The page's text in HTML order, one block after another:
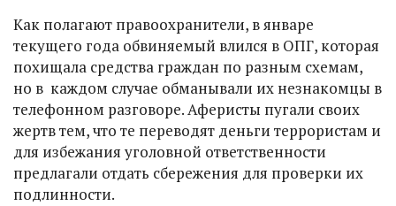
Как полагают правоохранители, в январе
текущего года обвиняемый влился в ОПГ, которая
похищала средства граждан по разным схемам,
но в каждом случае обманывали их незнакомцы в
телефонном разговоре. Аферисты пугали своих
жертв тем, что те переводят деньги террористам и
для избежания уголовной ответственности
предлагали отдать сбережения для проверки их
подлинности.